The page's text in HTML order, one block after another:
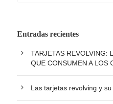
Entradas recientes
TARJETAS REVOLVING:
QUE CONSUMEN A LOS
Las tarjetas revolving y